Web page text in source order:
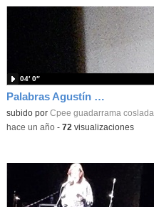
Palabras Agustín presentación videoclip "Valgo como tú"
subido por Cpee guadarrama coslada
04′ 0″
-hace un año- 72 visualizaciones